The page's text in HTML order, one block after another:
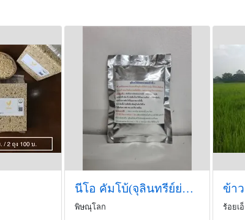
นีโอ คัมโบ้(จุลินทรีย์ย่อยสลาย..)
พิษณุโลก
ข้า
ร้อยเ